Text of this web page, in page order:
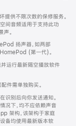
供不限次数的保修服务。
间音频适用于支持此功
。
扬声器，如两部
(第一代)。
运行最新隔空播放软件
件需单独购买。
识别后向你发送通知。
况下，均不应依赖声音
架构，该架构于家庭
备均使用最新版本软